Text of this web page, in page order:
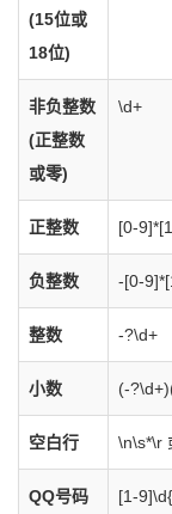
(15位或
18位)
非负整数
(正整数
或零)
\d+
正整数 [0-
负整数 -[0-
整数 -?\d+
小数 (-
空白行 \n\s*\r
QQ号码 [1-